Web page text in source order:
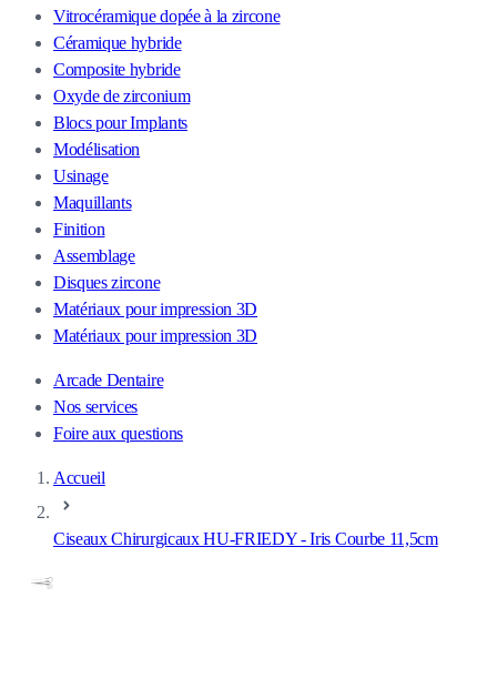
Vitrocéramique dopée à la zircone
Céramique hybride
Composite hybride
Oxyde de zirconium
Blocs pour Implants
Modélisation
Usinage
Maquillants
Finition
Assemblage
Disques zircone
Matériaux pour impression 3D
Matériaux pour impression 3D
Arcade Dentaire
Nos services
Foire aux questions
Accueil
Ciseaux Chirurgicaux HU-FRIEDY - Iris Courbe 11,5cm